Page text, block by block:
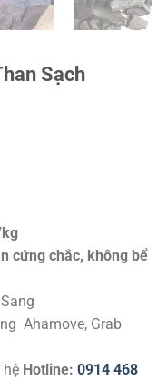
Sạch
cứng chắc, không bể
Ahamove, Grab
hệ Hotline: 0914 468